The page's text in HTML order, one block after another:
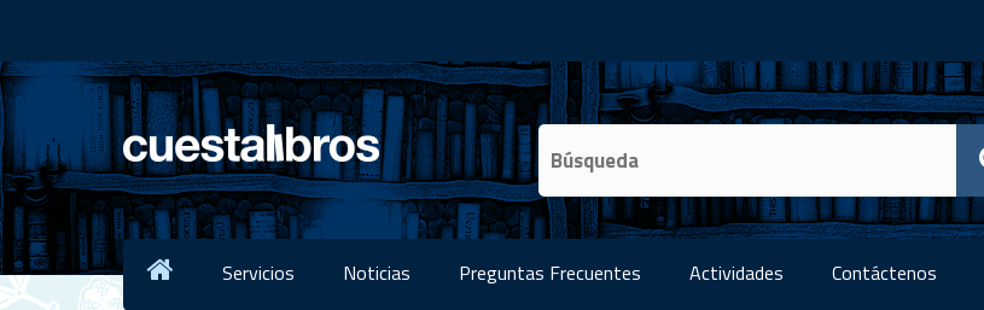
Servicios Noticias Preguntas Frecuentes Actividades Contáctenos